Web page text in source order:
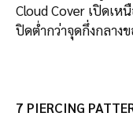
Cloud Cover เปิดเ
ปิดต่ำกว่าจุดกึ่งกลาง
7 PIERCING